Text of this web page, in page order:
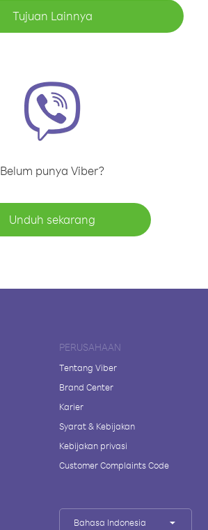
Tujuan Lainnya
Belum punya Viber?
Unduh sekarang
PERUSAHAAN
Tentang Viber
Brand Center
Karier
Syarat & Kebijakan
Kebijakan privasi
Customer Complaints Code
Bahasa Indonesia